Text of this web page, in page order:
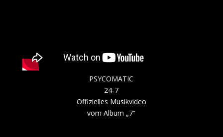
PSYCOMATIC
24-7
Offizielles Musikvideo
vom Album „7“